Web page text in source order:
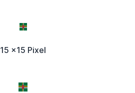
15 x15 Pixel